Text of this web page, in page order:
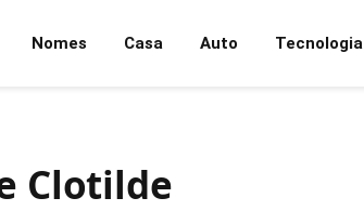
Nomes Casa Auto Tecnologia
Clotilde